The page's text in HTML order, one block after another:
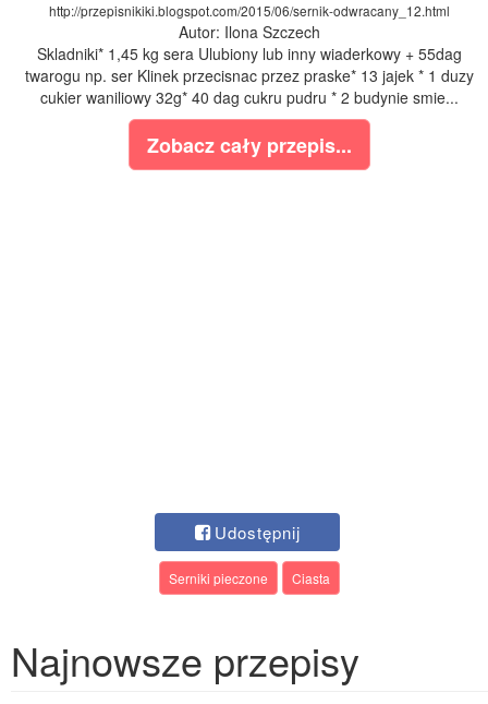
http://przepisnikiki.blogspot.com/2015/06/sernik-odwracany_12.html
Autor: Ilona Szczech
Skladniki* 1,45 kg sera Ulubiony lub inny wiaderkowy + 55dag
twarogu np. ser Klinek przecisnac przez praske* 13 jajek * 1 duzy
cukier waniliowy 32g* 40 dag cukru pudru * 2 budynie smie...
Zobacz cały przepis...
Udostępnij
Serniki pieczone Ciasta
Najnowsze przepisy